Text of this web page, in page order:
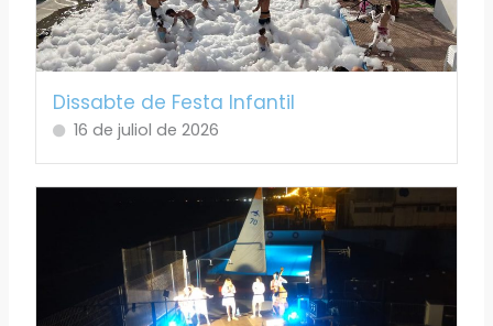
Dissabte de Festa Infantil
16 de juliol de 2026